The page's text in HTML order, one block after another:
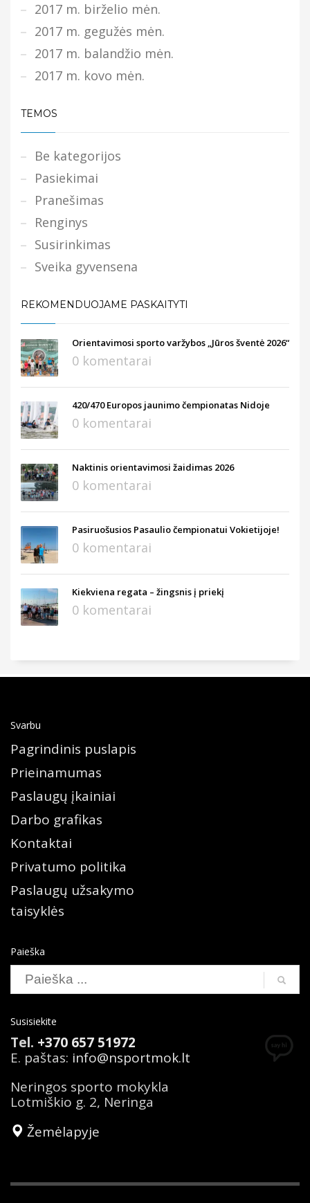
2017 m. birželio mėn.
2017 m. gegužės mėn.
2017 m. balandžio mėn.
2017 m. kovo mėn.
TEMOS
Be kategorijos
Pasiekimai
Pranešimas
Renginys
Susirinkimas
Sveika gyvensena
REKOMENDUOJAME PASKAITYTI
Orientavimosi sporto varžybos „Jūros šventė 2026“
0 komentarai
420/470 Europos jaunimo čempionatas Nidoje
0 komentarai
Naktinis orientavimosi žaidimas 2026
0 komentarai
Pasiruošusios Pasaulio čempionatui Vokietijoje!
0 komentarai
Kiekviena regata – žingsnis į priekį
0 komentarai
Svarbu
Pagrindinis puslapis
Prieinamumas
Paslaugų įkainiai
Darbo grafikas
Kontaktai
Privatumo politika
Paslaugų užsakymo
taisyklės
Paieška
Susisiekite
Tel. +370 657 51972
E. paštas: info@nsportmok.lt
Neringos sporto mokykla
Lotmiškio g. 2, Neringa
Žemėlapyje